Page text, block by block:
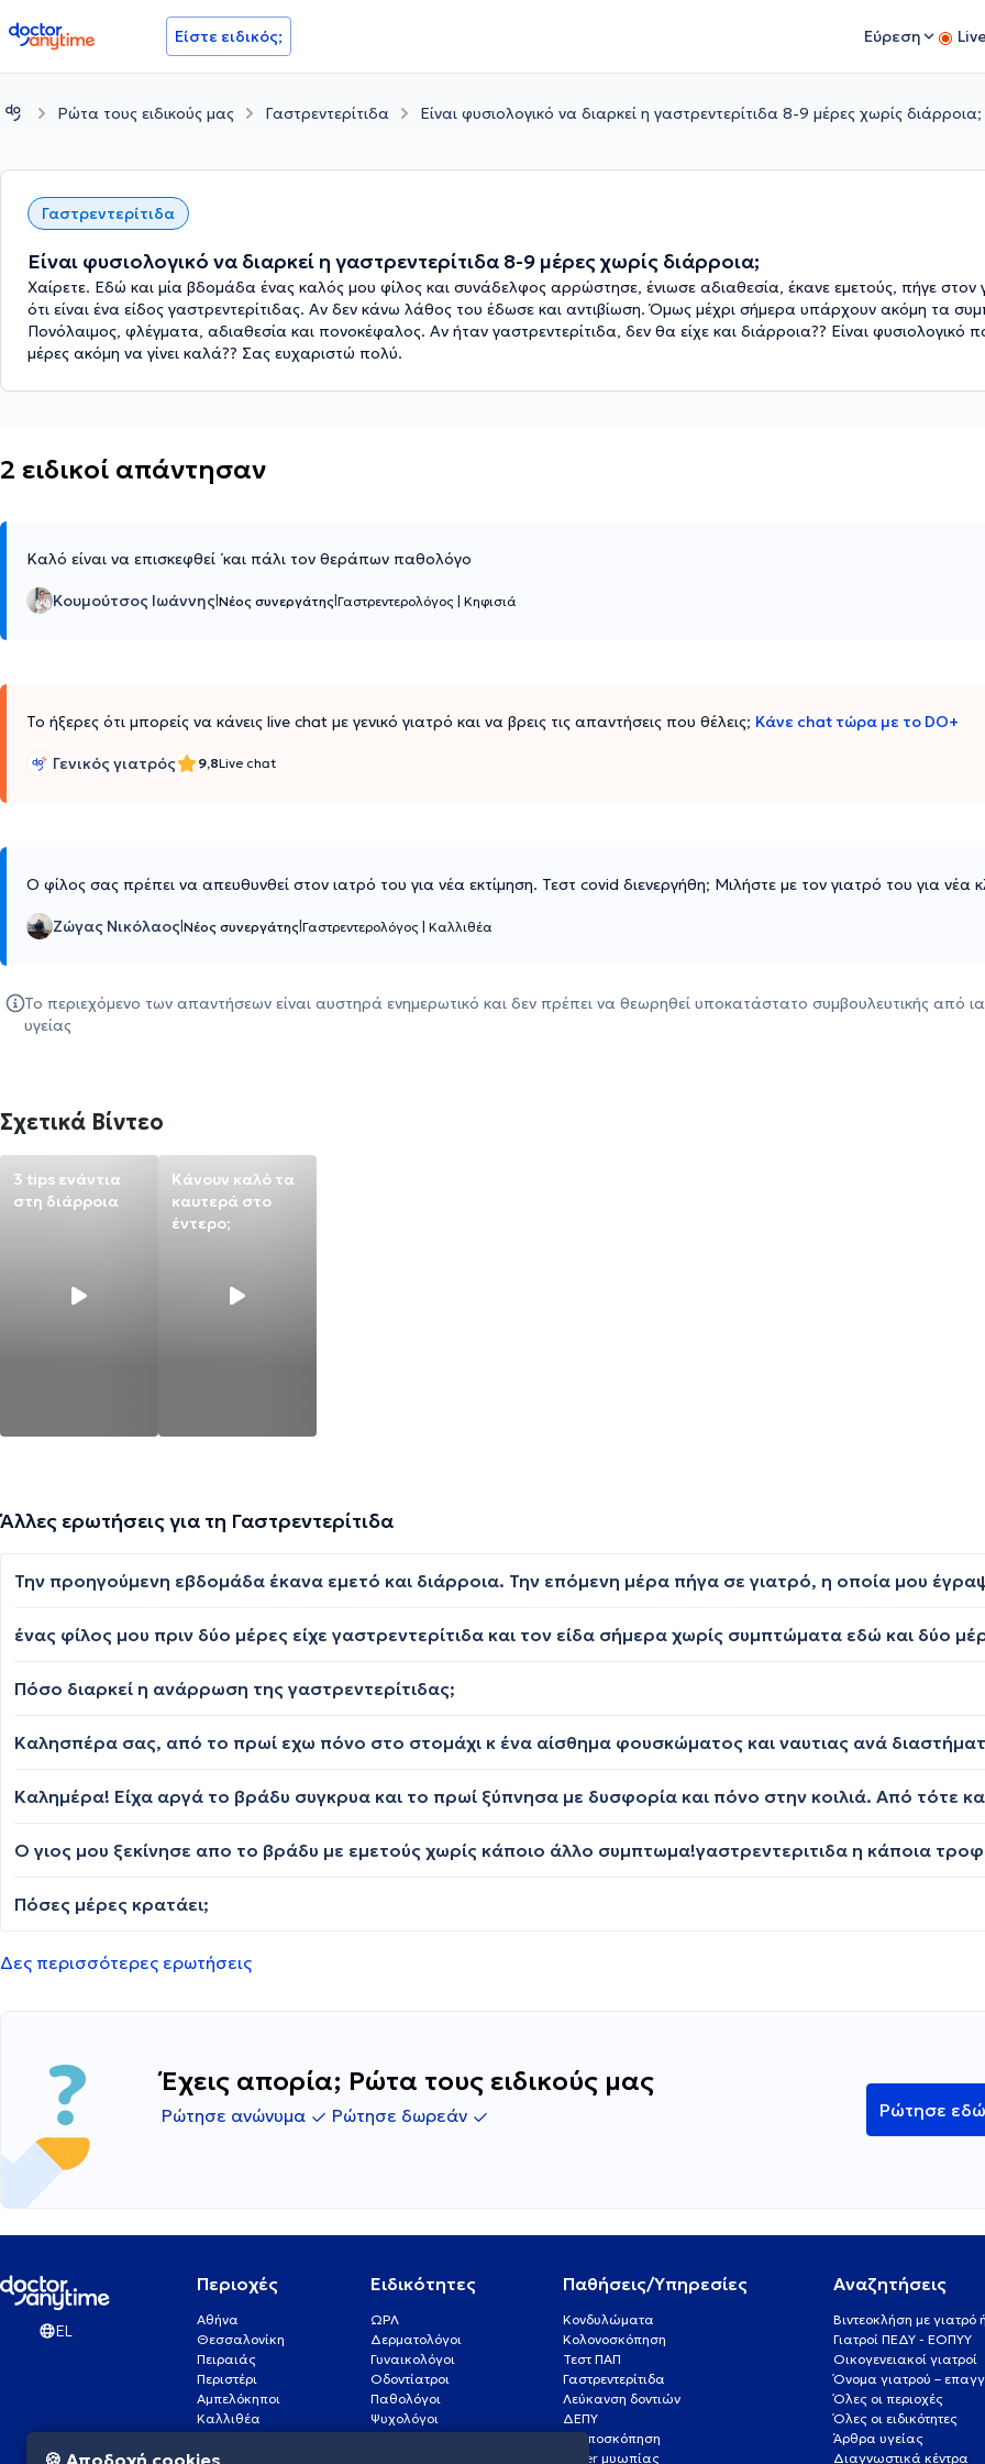
doctoranytime Είστε ειδικός; Εύρεση
Ρώτα τους ειδικούς μας Γαστρεντερίτιδα Είναι φυσιολογικό να διαρκεί η γαστρεντερίτιδα 8-9 μέρες χωρίς διάρροια;
Γαστρεντερίτιδα
Είναι φυσιολογικό να διαρκεί η γαστρεντερίτιδα 8-9 μέρες χωρίς διάρροια;
Χαίρετε. Εδώ και μία βδομάδα ένας καλός μου φίλος και συνάδελφος αρρώστησε, ένιωσε αδιαθεσία, έκανε εμετούς, πήγε στον
ότι είναι ένα είδος γαστρεντερίτιδας. Αν δεν κάνω λάθος του έδωσε και αντιβίωση. Όμως μέχρι σήμερα υπάρχουν ακόμη τα
Πονόλαιμος, φλέγματα, αδιαθεσία και πονοκέφαλος. Αν ήταν γαστρεντερίτιδα, δεν θα είχε και διάρροια?? Είναι φυσιολογικό
μέρες ακόμη να γίνει καλά?? Σας ευχαριστώ πολύ.
2 ειδικοί απάντησαν
Καλό είναι να επισκεφθεί ΄και πάλι τον θεράπων παθολόγο
Κουμούτσος Ιωάννης Νέος συνεργάτης Γαστρεντερολόγος Κηφισιά
Το ήξερες ότι μπορείς να κάνεις live chat με γενικό γιατρό και να βρεις τις απαντήσεις που θέλεις; Κάνε chat τώρα με το DO+
Γενικός γιατρός 9,8Live chat
Ο φίλος σας πρέπει να απευθυνθεί στον ιατρό του για νέα εκτίμηση. Τεστ covid διενεργήθη; Μιλήστε με τον γιατρό του για νέα
Ζώγας Νικόλαος Νέος συνεργάτης Γαστρεντερολόγος Καλλιθέα
Το περιεχόμενο των απαντήσεων είναι αυστηρά ενημερωτικό και δεν πρέπει να θεωρηθεί υποκατάστατο συμβουλευτικής από
υγείας
Σχετικά Βίντεο
3 tips ενάντια
στη διάρροια
Κάνουν καλό τα
καυτερά στο
έντερο;
Άλλες ερωτήσεις για τη Γαστρεντερίτιδα
Πόσο διαρκεί η ανάρρωση της γαστρεντερίτιδας;
Πόσες μέρες κρατάει;
Δες περισσότερες ερωτήσεις
Έχεις απορία; Ρώτα τους ειδικούς μας
Ρώτησε ανώνυμα Ρώτησε δωρεάν Ρώτησε εδώ
EL
Περιοχές
Αθήνα
Θεσσαλονίκη
Πειραιάς
Περιστέρι
Αμπελόκηποι
Καλλιθέα
Γλυφάδα
Ειδικότητες
ΩΡΛ
Δερματολόγοι
Γυναικολόγοι
Οδοντίατροι
Παθολόγοι
Ψυχολόγοι
Παθήσεις/Υπηρεσίες
Κονδυλώματα
Κολονοσκόπηση
Τεστ ΠΑΠ
Γαστρεντερίτιδα
Λεύκανση δοντιών
ΔΕΠΥ
Κολποσκόπηση
Laser μυωπίας
Αναζητήσεις
Βιντεοκλήση με
Γιατροί ΠΕΔΥ - ΕΟΠΥΥ
Οικογενειακοί γιατροί
Όνομα γιατρού –
Όλες οι περιοχές
Όλες οι ειδικότητες
Άρθρα υγείας
Διαγνωστικά κέντρα
🍪 Αποδοχή cookies